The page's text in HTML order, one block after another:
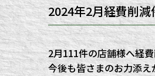
2024年2月経費削減
2月111件の店舗様へ経
今後も皆さまのお力添